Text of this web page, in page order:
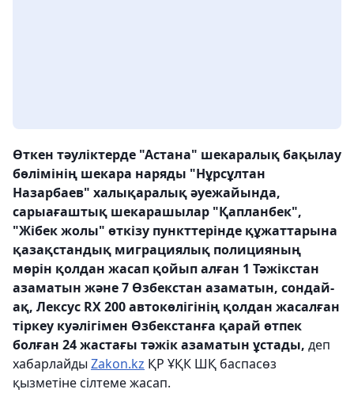
Өткен тәуліктерде "Астана" шекаралық бақылау
бөлімінің шекара наряды "Нұрсұлтан
Назарбаев" халықаралық әуежайында,
сарыағаштық шекарашылар "Қапланбек",
"Жібек жолы" өткізу пункттерінде құжаттарына
қазақстандық миграциялық полицияның
мөрін қолдан жасап қойып алған 1 Тәжікстан
азаматын және 7 Өзбекстан азаматын, сондай-
ақ, Лексус RX 200 автокөлігінің қолдан жасалған
тіркеу куәлігімен Өзбекстанға қарай өтпек
болған 24 жастағы тәжік азаматын ұстады, деп
хабарлайды Zakon.kz ҚР ҰҚК ШҚ баспасөз
қызметіне сілтеме жасап.